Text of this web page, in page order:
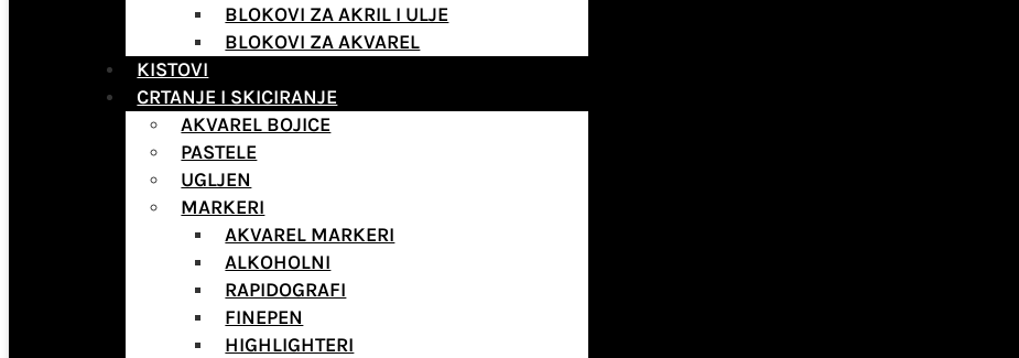
BLOKOVI ZA AKRIL I ULJE
BLOKOVI ZA AKVAREL
KISTOVI
CRTANJE I SKICIRANJE
AKVAREL BOJICE
PASTELE
UGLJEN
MARKERI
AKVAREL MARKERI
ALKOHOLNI
RAPIDOGRAFI
FINEPEN
HIGHLIGHTERI